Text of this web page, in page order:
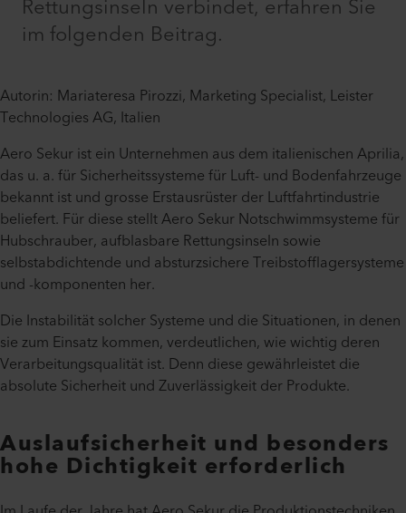
Rettungsinseln verbindet, erfahren Sie
im folgenden Beitrag.
Autorin: Mariateresa Pirozzi, Marketing Specialist, Leister
Technologies AG, Italien
Aero Sekur ist ein Unternehmen aus dem italienischen Aprilia,
das u. a. für Sicherheitssysteme für Luft- und Bodenfahrzeuge
bekannt ist und grosse Erstausrüster der Luftfahrtindustrie
beliefert. Für diese stellt Aero Sekur Notschwimmsysteme für
Hubschrauber, aufblasbare Rettungsinseln sowie
selbstabdichtende und absturzsichere Treibstofflagersysteme
und -komponenten her.
Die Instabilität solcher Systeme und die Situationen, in denen
sie zum Einsatz kommen, verdeutlichen, wie wichtig deren
Verarbeitungsqualität ist. Denn diese gewährleistet die
absolute Sicherheit und Zuverlässigkeit der Produkte.
Auslaufsicherheit und besonders
hohe Dichtigkeit erforderlich